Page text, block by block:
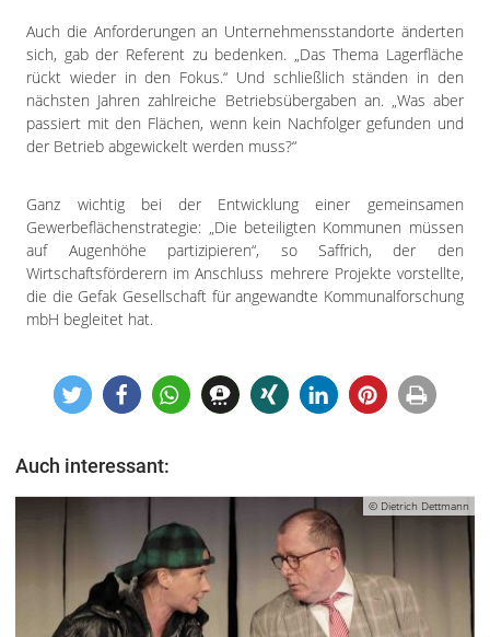
Auch die Anforderungen an Unternehmensstandorte änderten
sich, gab der Referent zu bedenken. „Das Thema Lagerfläche
rückt wieder in den Fokus.“ Und schließlich ständen in den
nächsten Jahren zahlreiche Betriebsübergaben an. „Was aber
passiert mit den Flächen, wenn kein Nachfolger gefunden und
der Betrieb abgewickelt werden muss?“
Ganz wichtig bei der Entwicklung einer gemeinsamen
Gewerbeflächenstrategie: „Die beteiligten Kommunen müssen
auf Augenhöhe partizipieren“, so Saffrich, der den
Wirtschaftsförderern im Anschluss mehrere Projekte vorstellte,
die die Gefak Gesellschaft für angewandte Kommunalforschung
mbH begleitet hat.
Auch interessant:
© Dietrich Dettmann